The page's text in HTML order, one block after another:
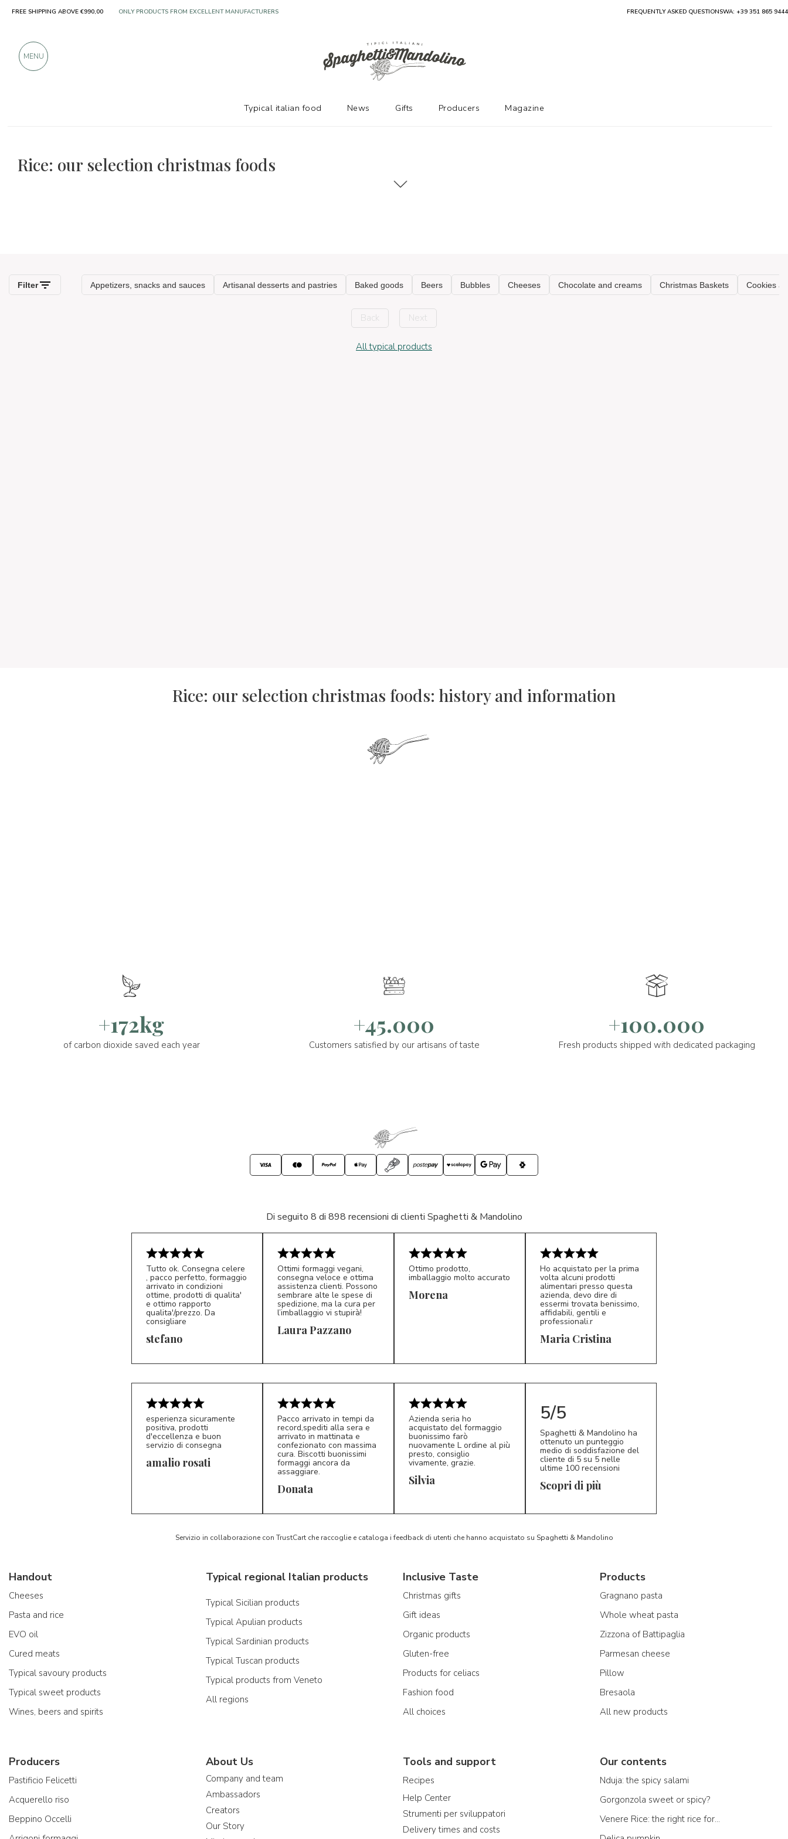
Rice: our selection christmas foods
Back Next
All typical products
Rice: our selection christmas foods: history and information
+172kg
of carbon dioxide saved each year
+45.000
Customers satisfied by our artisans of taste
+100.000
Fresh products shipped with dedicated packaging
Di seguito 8 di 898 recensioni di clienti Spaghetti & Mandolino
S*
Tutto ok. Consegna celere
, pacco perfetto, formaggio
arrivato in condizioni
ottime, prodotti di qualita'
e ottimo rapporto
qualita'/prezzo. Da
consigliare
stefano LP 5/5
Ottimi formaggi vegani,
consegna veloce e ottima
assistenza clienti. Possono
sembrare alte le spese di
spedizione, ma la cura per
l’imballaggio vi stupirà!
Laura Pazzano
Ottimo prodotto,
imballaggio molto accurato
Morena
MC 5/5
Ho acquistato per la prima
volta alcuni prodotti
alimentari presso questa
azienda, devo dire di
essermi trovata benissimo,
affidabili, gentili e
professionali.r
Maria Cristina
esperienza sicuramente
positiva, prodotti
d'eccellenza e buon
servizio di consegna
amalio rosati
D*
Pacco arrivato in tempi da
record,spediti alla sera e
arrivato in mattinata e
confezionato con massima
cura. Biscotti buonissimi
formaggi ancora da
assaggiare.
Donata S*
Azienda seria ho
acquistato del formaggio
buonissimo farò
nuovamente L ordine al più
presto, consiglio
vivamente, grazie.
Silvia
5/5
Spaghetti & Mandolino ha
ottenuto un punteggio
medio di soddisfazione del
cliente di 5 su 5 nelle
ultime 100 recensioni
Scopri di più
Servizio in collaborazione con TrustCart che raccoglie e cataloga i feedback di utenti che hanno acquistato su Spaghetti & Mandolino
Handout
Cheeses
Pasta and rice
EVO oil
Cured meats
Typical savoury products
Typical sweet products
Wines, beers and spirits
Typical regional Italian products
Typical Sicilian products
Typical Apulian products
Typical Sardinian products
Typical Tuscan products
Typical products from Veneto
All regions
Inclusive Taste
Christmas gifts
Gift ideas
Organic products
Gluten-free
Products for celiacs
Fashion food
All choices
Products
Gragnano pasta
Whole wheat pasta
Zizzona of Battipaglia
Parmesan cheese
Pillow
Bresaola
All new products
Producers
Pastificio Felicetti
Acquerello riso
Beppino Occelli
About Us
Company and team
Ambassadors
Creators
Our Story
Tools and support
Recipes
Help Center
Strumenti per sviluppatori
Delivery times and costs
Our contents
Nduja: the spicy salami
Gorgonzola sweet or spicy?
Venere Rice: the right rice for...
FREE SHIPPING ABOVE €990,00 ONLY PRODUCTS FROM EXCELLENT MANUFACTURERS FREQUENTLY ASKED QUESTIONSWA: +39 351 865 9444
MENU
Typical italian food News Gifts Producers Magazine